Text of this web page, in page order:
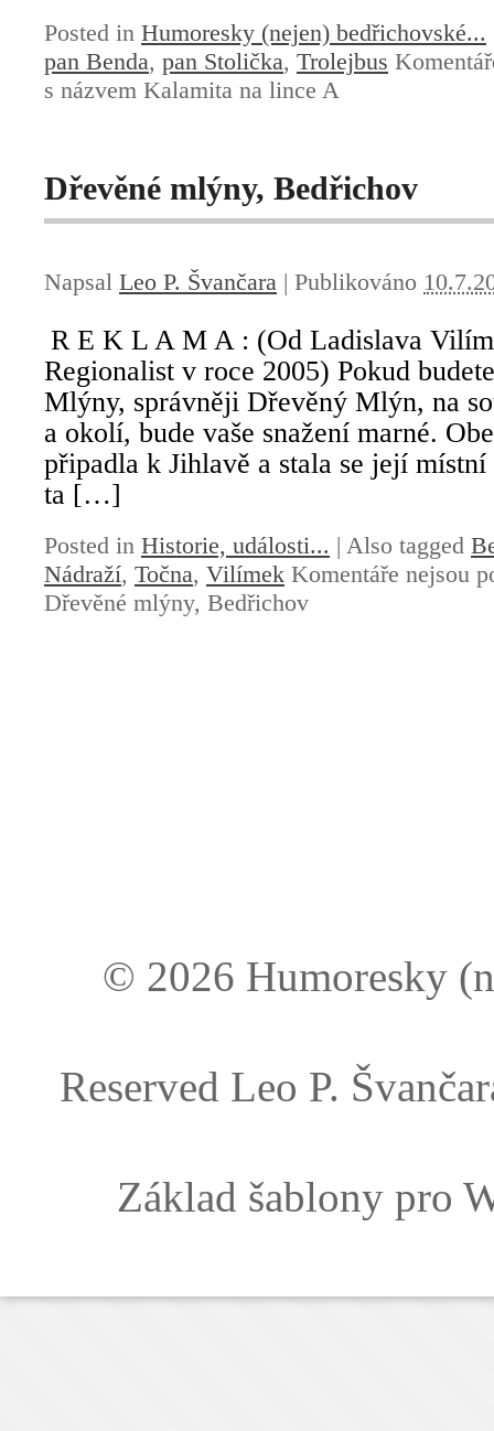
Posted in Humoresky (nejen) bedřichovské...
pan Benda, pan Stolička, Trolejbus
s názvem Kalamita na lince A
Dřevěné mlýny, Bedřichov
Napsal Leo P. Švančara | Publikováno
R E K L A M A : (Od Ladislava
Regionalist v roce 2005) Pokud
Mlýny, správněji Dřevěný Mlýn, na
a okolí, bude vaše snažení marné.
připadla k Jihlavě a stala se její
ta […]
Posted in Historie, události... | Also tagged
Nádraží, Točna, Vilímek Komentáře nejsou
Dřevěné mlýny, Bedřichov
© 2026 Humoresky
Reserved Leo P.
Základ šablony pro